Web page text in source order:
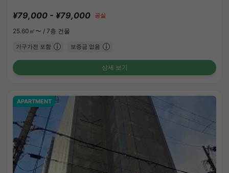
¥79,000 - ¥79,000 공실
25.60㎡〜 / 7층 건물
가구가전 포함 보증금 없음
상세 보기
APARTMENT